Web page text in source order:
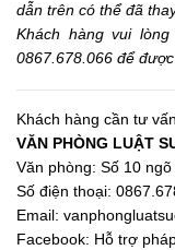
dẫn trên có thể đã
Khách hàng vui
0867.678.066 để
Khách hàng cần tư
VĂN PHÒNG LUẬT
Văn phòng: Số 10
Số điện thoại:
Email:
Facebook: Hỗ trợ